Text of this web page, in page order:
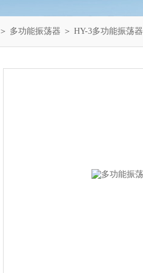
＞ 多功能振荡器 ＞ HY-3多功能振荡器